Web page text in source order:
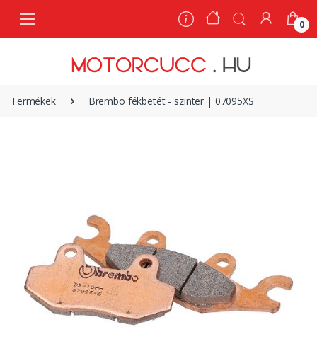
0
Termékek Brembo fékbetét - szinter | 07095XS
0